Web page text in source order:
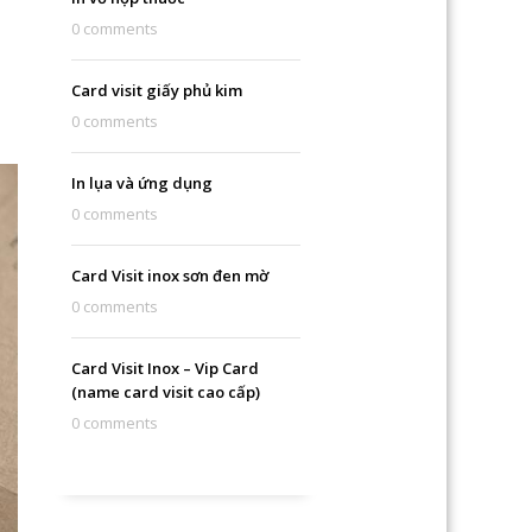
0 comments
Card visit giấy phủ kim
0 comments
In lụa và ứng dụng
0 comments
Card Visit inox sơn đen mờ
0 comments
Card Visit Inox – Vip Card
(name card visit cao cấp)
0 comments